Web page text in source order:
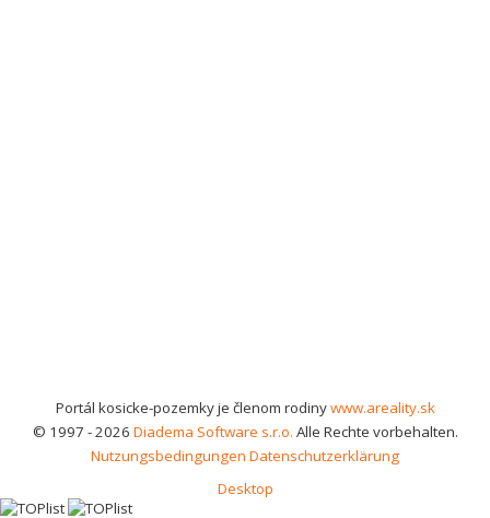
Portál kosicke-pozemky je členom rodinywww.areality.sk
© 1997 - 2026 Diadema Software s.r.o. Alle Rechte vorbehalten.
Nutzungsbedingungen Datenschutzerklärung
Desktop